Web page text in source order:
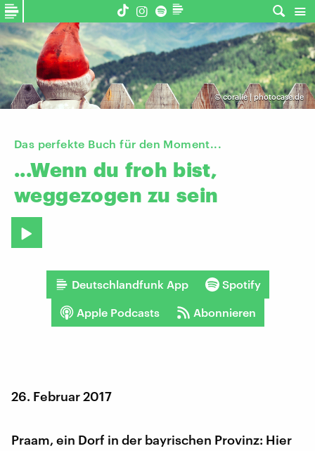
©coralie | photocase.de
Das perfekte Buch für den Moment...
...Wenn du froh bist,
weggezogen zu sein
Deutschlandfunk App Spotify
Apple Podcasts Abonnieren
26. Februar 2017
Praam, ein Dorf in der bayrischen Provinz: Hier